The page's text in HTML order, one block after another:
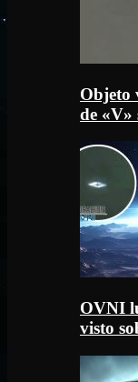
Objeto
de «V»
OVNI
visto